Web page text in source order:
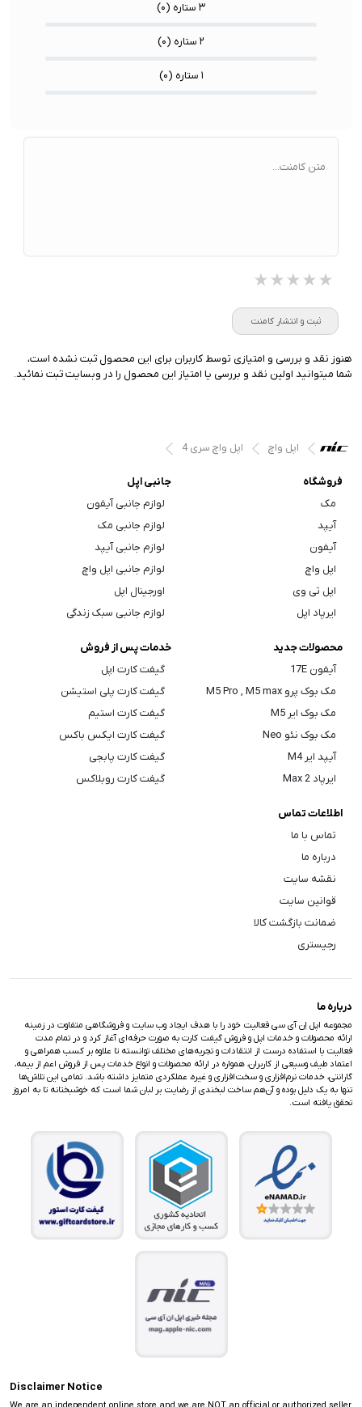
۳ ستاره ( ۰)
۲ ستاره ( ۰)
۱ ستاره ( ۰)
متن کامنت...
★★★★★
★★★★★
★★★★★
ثبت و انتشار کامنت
هنوز نقد و بررسی و امتیازی توسط کاربران برای این محصول ثبت نشده است،
شما میتوانید اولین نقد و بررسی یا امتیاز این محصول را در وبسایت ثبت نمائید.
اپل واچ اپل واچ سری 4
فروشگاه
مک
آیپد
آیفون
اپل واچ
اپل تی وی
ایرپاد اپل
جانبی اپل
لوازم جانبی آیفون
لوازم جانبی مک
لوازم جانبی آیپد
لوازم جانبی اپل واچ
اورجینال اپل
لوازم جانبی سبک زندگی
محصولات جدید
آیفون 17E
مک بوک پرو M5 Pro , M5 max
مک بوک ایر M5
مک بوک نئو Neo
آیپد ایر M4
ایرپاد Max 2
خدمات پس از فروش
گیفت کارت اپل
گیفت کارت پلی استیشن
گیفت کارت استیم
گیفت کارت ایکس باکس
گیفت کارت پابجی
گیفت کارت روبلاکس
اطلاعات تماس
تماس با ما
درباره ما
نقشه سایت
قوانین سایت
ضمانت بازگشت کالا
رجیستری
درباره ما
مجموعه اپل اِن آی سی فعالیت خود را با هدف ایجاد وب سایت و فروشگاهی متفاوت در زمینه
ارائه محصولات و خدمات اپل و فروش گیفت کارت به صورت حرفه‌ای آغاز کرد و در تمام مدت
فعالیت با استفاده درست از انتقادات و تجربه‌های مختلف توانسته تا علاوه بر کسب همراهی و
اعتماد طیف وسیعی از کاربران، همواره در ارائه محصولات و انواع خدمات پس از فروش اعم از بیمه،
گارانتی، خدمات نرم‌افزاری و سخت‌افزاری و غیره، عملکردی متمایز داشته باشد. تمامی این تلاش‌ها
تنها به یک دلیل بوده و آن‌هم ساخت لبخندی از رضایت بر لبان شما است که خوشبختانه تا به امروز
تحقق یافته است.
Disclaimer Notice